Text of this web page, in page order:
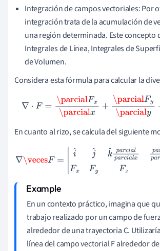
Integración de campos vectoriales: Por
integración trata de la acumulación de
una región determinada. Este concepto
Integrales de Línea, Integrales de
de Volumen.
Considera esta fórmula para calcular la
⋅F= \parcial Fx\parcialx+\parcialFy\parcial
z
En cuanto al rizo, se calcula del siguiente
∇\veces =|i^ pa lp cialxparcia arci
Fz|
En un contexto práctico, imagina que
trabajo realizado por un campo de
alrededor de una trayectoria C.
línea del campo vectorial F alrededor